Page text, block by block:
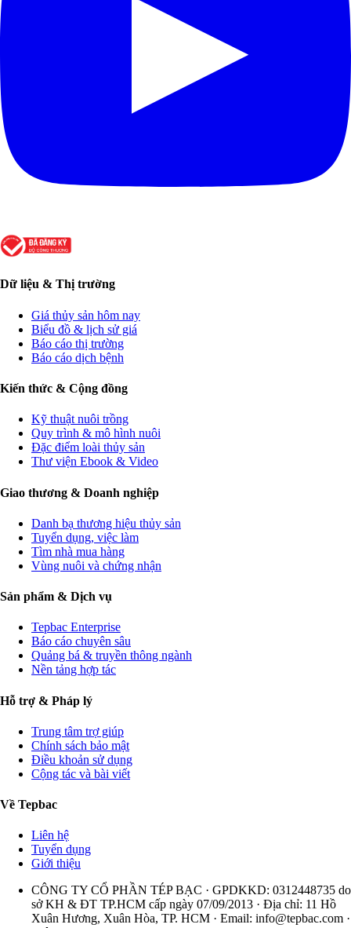
Dữ liệu & Thị trường
Giá thủy sản hôm nay
Biểu đồ & lịch sử giá
Báo cáo thị trường
Báo cáo dịch bệnh
Kiến thức & Cộng đồng
Kỹ thuật nuôi trồng
Quy trình & mô hình nuôi
Đặc điểm loài thủy sản
Thư viện Ebook & Video
Giao thương & Doanh nghiệp
Danh bạ thương hiệu thủy sản
Tuyển dụng, việc làm
Tìm nhà mua hàng
Vùng nuôi và chứng nhận
Sản phẩm & Dịch vụ
Tepbac Enterprise
Báo cáo chuyên sâu
Quảng bá & truyền thông ngành
Nền tảng hợp tác
Hỗ trợ & Pháp lý
Trung tâm trợ giúp
Chính sách bảo mật
Điều khoản sử dụng
Cộng tác và bài viết
Về Tepbac
Liên hệ
Tuyển dụng
Giới thiệu
CÔNG TY CỔ PHẦN TÉP BẠC · GPDKKD: 0312448735 do
sở KH & ĐT TP.HCM cấp ngày 07/09/2013 · Địa chỉ: 11 Hồ
Xuân Hương, Xuân Hòa, TP. HCM · Email: info@tepbac.com ·